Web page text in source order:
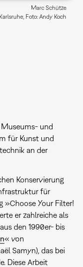
Marc Schütze
Foto: Andy Koch
und
für Kunst und
an der
Konservierung
für
»Choose Your Filter!
er zahlreiche als
den 1990er- bis
« von
Samyn), das bei
Diese Arbeit